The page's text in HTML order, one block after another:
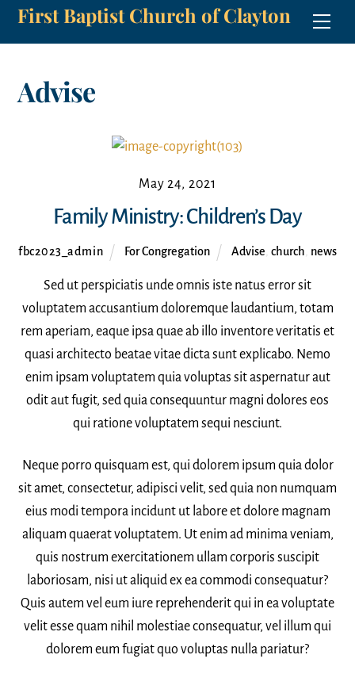
SkipFirst Baptist Church of Clayton
Advise
May 24, 2021
Family Ministry: Children’s Day
fbc2023_admin For Congregation Advise ,church news
Sed ut perspiciatis unde omnis iste natus error sit
voluptatem accusantium doloremque laudantium, totam
rem aperiam, eaque ipsa quae ab illo inventore veritatis et
quasi architecto beatae vitae dicta sunt explicabo. Nemo
enim ipsam voluptatem quia voluptas sit aspernatur aut
odit aut fugit, sed quia consequuntur magni dolores eos
qui ratione voluptatem sequi nesciunt.
Neque porro quisquam est, qui dolorem ipsum quia dolor
sit amet, consectetur, adipisci velit, sed quia non numquam
eius modi tempora incidunt ut labore et dolore magnam
aliquam quaerat voluptatem. Ut enim ad minima veniam,
quis nostrum exercitationem ullam corporis suscipit
laboriosam, nisi ut aliquid ex ea commodi consequatur?
Quis autem vel eum iure reprehenderit qui in ea voluptate
velit esse quam nihil molestiae consequatur, vel illum qui
dolorem eum fugiat quo voluptas nulla pariatur?